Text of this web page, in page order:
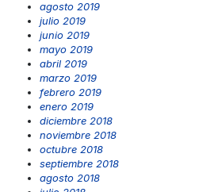
agosto 2019
julio 2019
junio 2019
mayo 2019
abril 2019
marzo 2019
febrero 2019
enero 2019
diciembre 2018
noviembre 2018
octubre 2018
septiembre 2018
agosto 2018